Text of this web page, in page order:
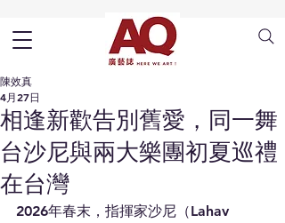
相逢新歡告別舊愛，同一舞
台沙尼與兩大樂團初夏巡禮
在台灣
陳效真
4月27日
2026年春末，指揮家沙尼（Lahav